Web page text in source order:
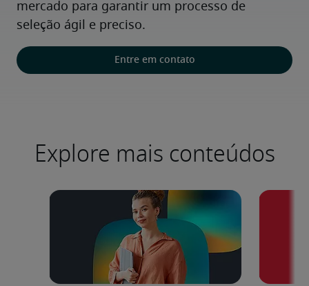
mercado para garantir um processo de
seleção ágil e preciso.
Entre em contato
Explore mais conteúdos